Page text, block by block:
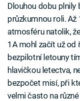
Dlouhou dobu
průzkumnou roli. Až
atmosféru natolik,
1A mohl začít už
bezpilotní letouny
hlavičkou letectva,
bezpočet misí, při
velmi často na